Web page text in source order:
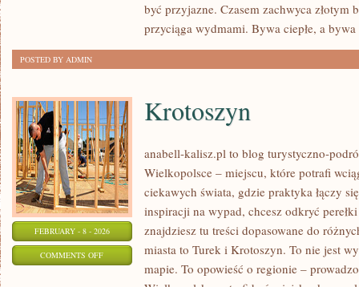
być przyjazne. Czasem zachwyca złotym
przyciąga wydmami. Bywa ciepłe, a bywa
POSTED BY ADMIN
FEBRUARY - 8 - 2026
COMMENTS OFFON
KROTOSZYN
Krotoszyn
anabell-kalisz.pl to blog turystyczno-
Wielkopolsce – miejscu, które potrafi
ciekawych świata, gdzie praktyka łączy
inspiracji na wypad, chcesz odkryć
znajdziesz tu treści dopasowane do
miasta to Turek i Krotoszyn. To nie jest
mapie. To opowieść o regionie –